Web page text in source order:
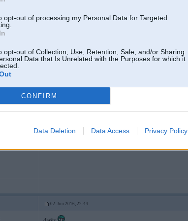
opt-out of processing my Personal Data for Targeted
opt-out of Collection, Use, Retention, Sale, and/or Sharing
Data that Is Unrelated with the Purposes for which it
CONFIRM
Data Deletion Data Access Privacy Policy
02. Jun 2016, 22:44